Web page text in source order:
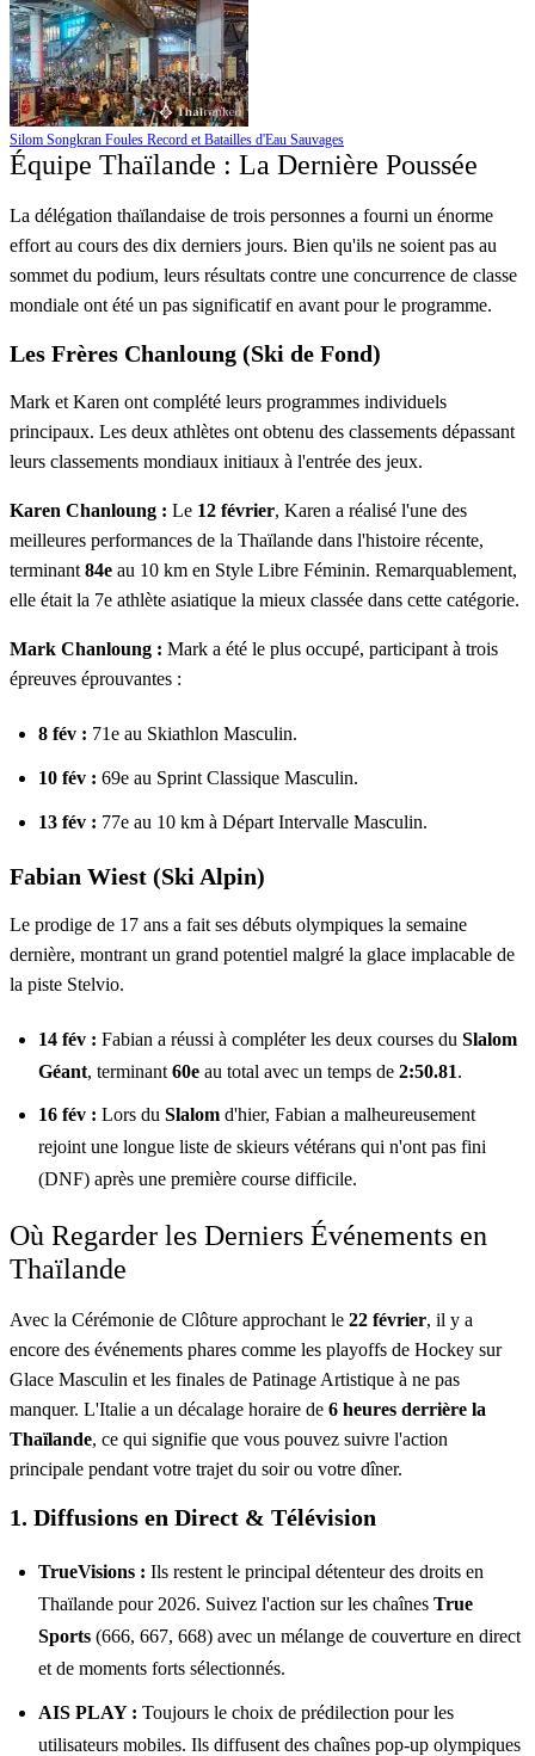
Silom Songkran Foules Record et Batailles d'Eau Sauvages
Équipe Thaïlande : La Dernière Poussée
La délégation thaïlandaise de trois personnes a fourni un énorme
effort au cours des dix derniers jours. Bien qu'ils ne soient pas au
sommet du podium, leurs résultats contre une concurrence de classe
mondiale ont été un pas significatif en avant pour le programme.
Les Frères Chanloung (Ski de Fond)
Mark et Karen ont complété leurs programmes individuels
principaux. Les deux athlètes ont obtenu des classements dépassant
leurs classements mondiaux initiaux à l'entrée des jeux.
Karen Chanloung : Le 12 février, Karen a réalisé l'une des
meilleures performances de la Thaïlande dans l'histoire récente,
terminant 84e au 10 km en Style Libre Féminin. Remarquablement,
elle était la 7e athlète asiatique la mieux classée dans cette catégorie.
Mark Chanloung : Mark a été le plus occupé, participant à trois
épreuves éprouvantes :
8 fév : 71e au Skiathlon Masculin.
10 fév : 69e au Sprint Classique Masculin.
13 fév : 77e au 10 km à Départ Intervalle Masculin.
Fabian Wiest (Ski Alpin)
Le prodige de 17 ans a fait ses débuts olympiques la semaine
dernière, montrant un grand potentiel malgré la glace implacable de
la piste Stelvio.
14 fév : Fabian a réussi à compléter les deux courses du Slalom
Géant, terminant 60e au total avec un temps de 2:50.81.
16 fév : Lors du Slalom d'hier, Fabian a malheureusement
rejoint une longue liste de skieurs vétérans qui n'ont pas fini
(DNF) après une première course difficile.
Où Regarder les Derniers Événements en
Thaïlande
Avec la Cérémonie de Clôture approchant le 22 février, il y a
encore des événements phares comme les playoffs de Hockey sur
Glace Masculin et les finales de Patinage Artistique à ne pas
manquer. L'Italie a un décalage horaire de 6 heures derrière la
Thaïlande, ce qui signifie que vous pouvez suivre l'action
principale pendant votre trajet du soir ou votre dîner.
1. Diffusions en Direct & Télévision
TrueVisions : Ils restent le principal détenteur des droits en
Thaïlande pour 2026. Suivez l'action sur les chaînes True
Sports (666, 667, 668) avec un mélange de couverture en direct
et de moments forts sélectionnés.
AIS PLAY : Toujours le choix de prédilection pour les
utilisateurs mobiles. Ils diffusent des chaînes pop-up olympiques